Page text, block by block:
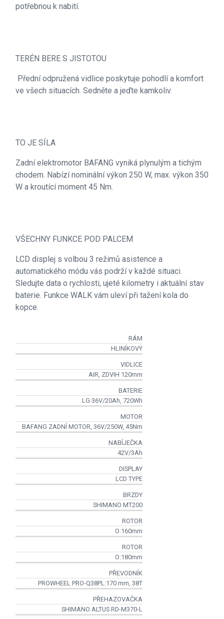
potřebnou k nabití.
TERÉN BERE S JISTOTOU
Přední odpružená vidlice poskytuje pohodlí a komfort
ve všech situacích. Sedněte a jeďte kamkoliv.
TO JE SÍLA
Zadní elektromotor BAFANG vyniká plynulým a tichým
chodem. Nabízí nominální výkon 250 W, max. výkon 350
W a kroutící moment 45 Nm.
VŠECHNY FUNKCE POD PALCEM
LCD displej s volbou 3 režimů asistence a
automatického módu vás podrží v každé situaci.
Sledujte data o rychlosti, ujeté kilometry i aktuální stav
baterie. Funkce WALK vám uleví při tažení kola do
kopce.
RÁM
HLINÍKOVÝ
VIDLICE
AIR, ZDVIH 120mm
BATERIE
LG 36V/20Ah, 720Wh
MOTOR
BAFANG ZADNÍ MOTOR, 36V/250W, 45Nm
NABÍJEČKA
42V/3Ah
DISPLAY
LCD TYPE
BRZDY
SHIMANO MT200
ROTOR
O:160mm
ROTOR
O:180mm
PŘEVODNÍK
PROWHEEL PRO-Q38PL:170 mm, 38T
PŘEHAZOVAČKA
SHIMANO ALTUS RD-M370-L